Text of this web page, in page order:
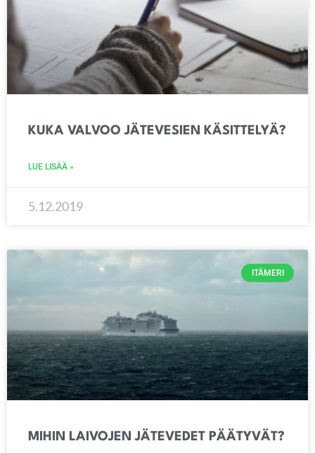
KUKA VALVOO JÄTEVESIEN KÄSITTELYÄ?
LUE LISÄÄ »
5.12.2019
ITÄMERI
MIHIN LAIVOJEN JÄTEVEDET PÄÄTYVÄT?